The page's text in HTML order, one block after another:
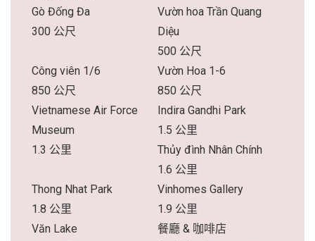
Gò Đống Đa
300 公尺
Vườn hoa Trần Quang
Diệu
500 公尺
Công viên 1/6
850 公尺
Vườn Hoa 1-6
850 公尺
Vietnamese Air Force
Museum
1.3 公里
Indira Gandhi Park
1.5 公里
Thủy đình Nhân Chính
1.6 公里
Thong Nhat Park
1.8 公里
Vinhomes Gallery
1.9 公里
Văn Lake
餐廳 & 咖啡店